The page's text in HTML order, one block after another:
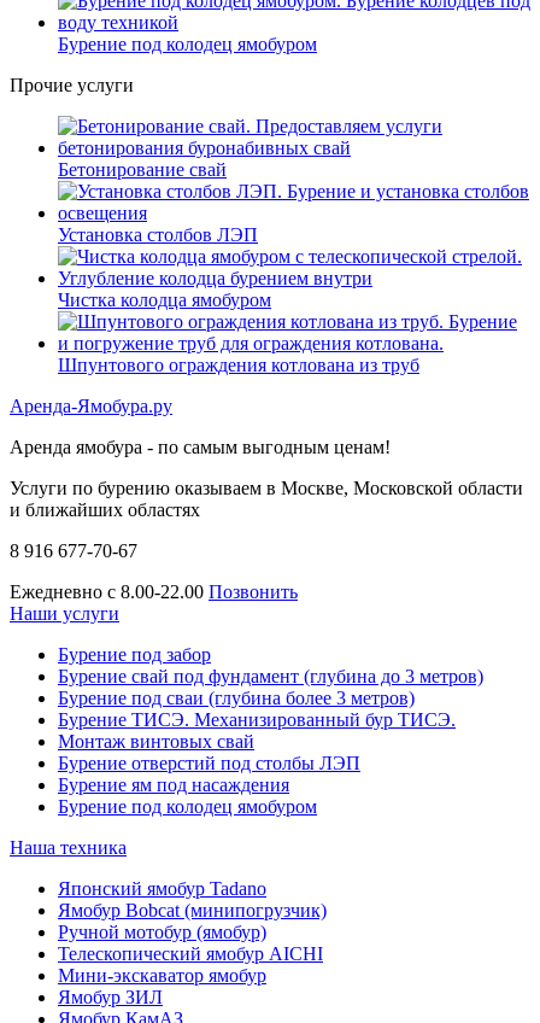
Бурение под колодец ямобуром
Прочие услуги
Бетонирование свай
Установка столбов ЛЭП
Чистка колодца ямобуром
Шпунтового ограждения котлована из труб
Аренда-Ямобура.ру
Аренда ямобура - по самым выгодным ценам!
Услуги по бурению оказываем в Москве, Московской области
и ближайших областях
8 916 677-70-67
Ежедневно с 8.00-22.00 Позвонить
Наши услуги
Бурение под забор
Бурение свай под фундамент (глубина до 3 метров)
Бурение под сваи (глубина более 3 метров)
Бурение ТИСЭ. Механизированный бур ТИСЭ.
Монтаж винтовых свай
Бурение отверстий под столбы ЛЭП
Бурение ям под насаждения
Бурение под колодец ямобуром
Наша техника
Японский ямобур Tadano
Ямобур Bobcat (минипогрузчик)
Ручной мотобур (ямобур)
Телескопический ямобур AICHI
Мини-экскаватор ямобур
Ямобур ЗИЛ
Ямобур КамАЗ